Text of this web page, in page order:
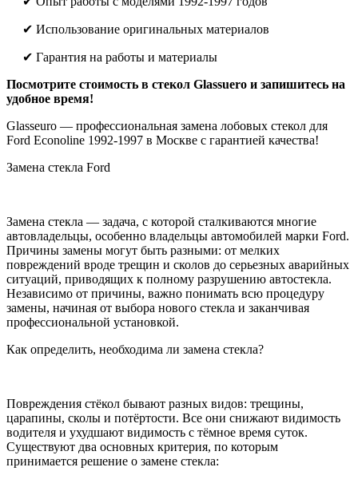
✔ Использование оригинальных материалов
✔ Гарантия на работы и материалы
Посмотрите стоимость в стекол Glassuero и запишитесь на
удобное время!
Glasseuro — профессиональная замена лобовых стекол для
Ford Econoline 1992-1997 в Москве с гарантией качества!
Замена стекла Ford
Замена стекла — задача, с которой сталкиваются многие
автовладельцы, особенно владельцы автомобилей марки Ford.
Причины замены могут быть разными: от мелких
повреждений вроде трещин и сколов до серьезных аварийных
ситуаций, приводящих к полному разрушению автостекла.
Независимо от причины, важно понимать всю процедуру
замены, начиная от выбора нового стекла и заканчивая
профессиональной установкой.
Как определить, необходима ли замена стекла?
Повреждения стёкол бывают разных видов: трещины,
царапины, сколы и потёртости. Все они снижают видимость
водителя и ухудшают видимость с тёмное время суток.
Существуют два основных критерия, по которым
принимается решение о замене стекла: